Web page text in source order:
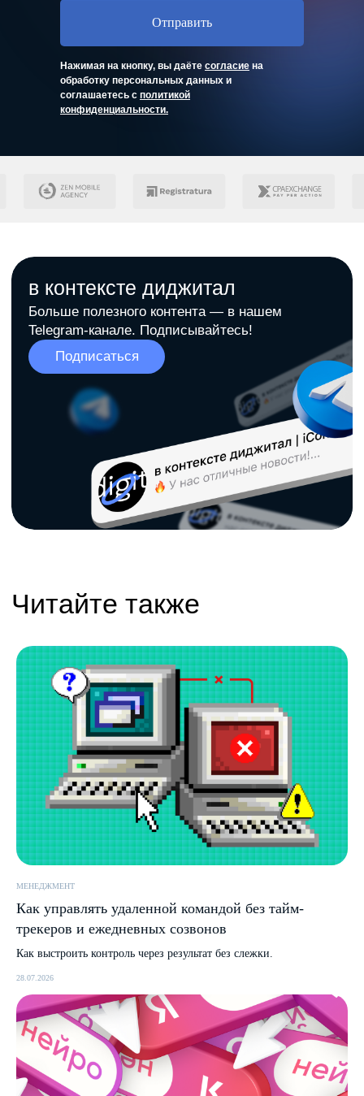
Отправить
Нажимая на кнопку, вы даёте согласие на
обработку персональных данных и
соглашаетесь с политикой
конфиденциальности.
МЕНЕДЖМЕНТ
Как управлять удаленной командой без тайм-
трекеров и ежедневных созвонов
Как выстроить контроль через результат без слежки.
28.07.2026